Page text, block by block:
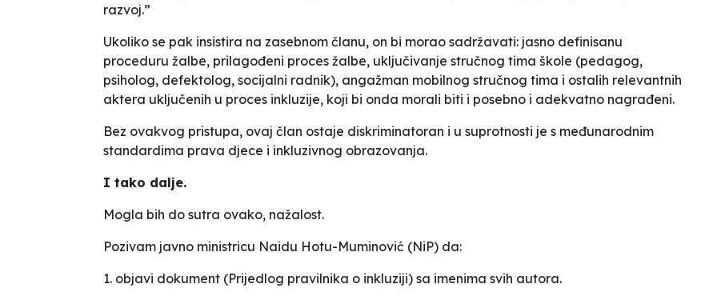
razvoj.”
Ukoliko se pak insistira na zasebnom članu, on bi morao sadržavati: jasno definisanu
proceduru žalbe, prilagođeni proces žalbe, uključivanje stručnog tima škole (pedagog,
psiholog, defektolog, socijalni radnik), angažman mobilnog stručnog tima i ostalih relevantnih
aktera uključenih u proces inkluzije, koji bi onda morali biti i posebno i adekvatno nagrađeni.
Bez ovakvog pristupa, ovaj član ostaje diskriminatoran i u suprotnosti je s međunarodnim
standardima prava djece i inkluzivnog obrazovanja.
I tako dalje.
Mogla bih do sutra ovako, nažalost.
Pozivam javno ministricu Naidu Hotu-Muminović (NiP) da:
1. objavi dokument (Prijedlog pravilnika o inkluziji) sa imenima svih autora.